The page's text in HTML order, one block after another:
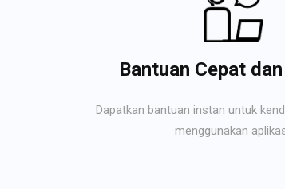
Bantuan Cepat
Dapatkan bantuan instan untuk
menggunakan